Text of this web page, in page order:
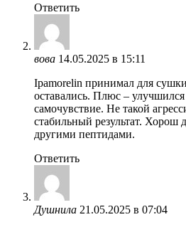
Ответить
вова 14.05.2025 в 15:11
Ipamorelin принимал для
оставались. Плюс –
самочувствие. Не такой
стабильный результат. Хорош
другими пептидами.
Ответить
Душнила 21.05.2025 в 07:04